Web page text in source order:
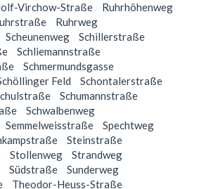
Virchow-Straße
Ruhrhöhenweg
Ruhrweg
Scheunenweg
Schillerstraße
Schliemannstraße
Schmermundsgasse
Feld
Schontalerstraße
Schumannstraße
Schwalbenweg
Semmelweisstraße
Spechtweg
Steinstraße
Stollenweg
Strandweg
Südstraße
Sunderweg
Theodor-Heuss-Straße